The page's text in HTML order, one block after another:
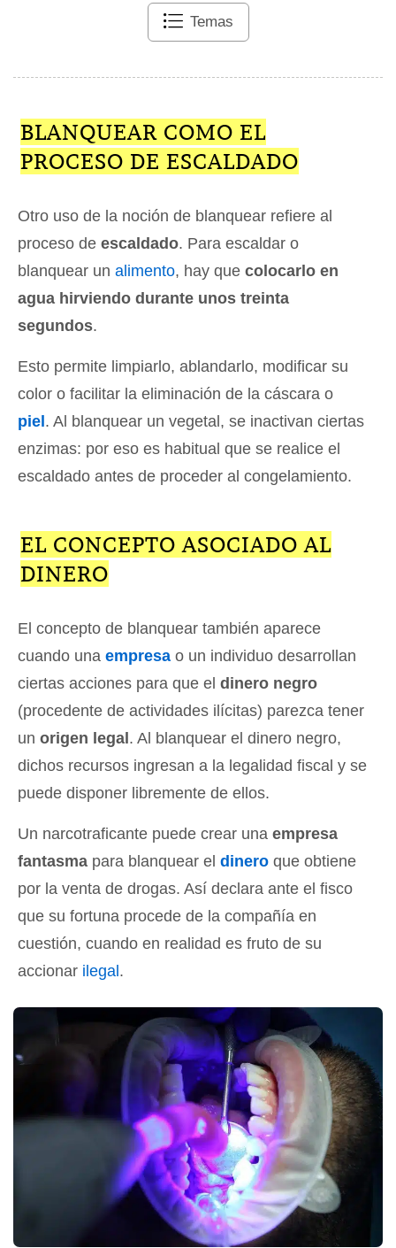
Temas
BLANQUEAR COMO EL
PROCESO DE ESCALDADO
Otro uso de la noción de blanquear refiere al
proceso de escaldado. Para escaldar o
blanquear un alimento, hay que colocarlo en
agua hirviendo durante unos treinta
segundos.
Esto permite limpiarlo, ablandarlo, modificar su
color o facilitar la eliminación de la cáscara o
piel . Al blanquear un vegetal, se inactivan ciertas
enzimas: por eso es habitual que se realice el
escaldado antes de proceder al congelamiento.
EL CONCEPTO ASOCIADO AL
DINERO
El concepto de blanquear también aparece
cuando una empresa o un individuo desarrollan
ciertas acciones para que el dinero negro
(procedente de actividades ilícitas) parezca tener
un origen legal . Al blanquear el dinero negro,
dichos recursos ingresan a la legalidad fiscal y se
puede disponer libremente de ellos.
Un narcotraficante puede crear una empresa
fantasma para blanquear el dinero que obtiene
por la venta de drogas. Así declara ante el fisco
que su fortuna procede de la compañía en
cuestión, cuando en realidad es fruto de su
accionar ilegal .